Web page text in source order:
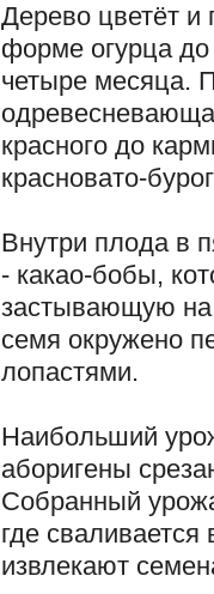
Дерево цветёт и
форме огурца
четыре месяца.
красного до
красновато-
Внутри плода в
- какао-бобы,
застывающую на
семя окружено
лопастями.
Наибольший
аборигены
Собранный
где
извлекают